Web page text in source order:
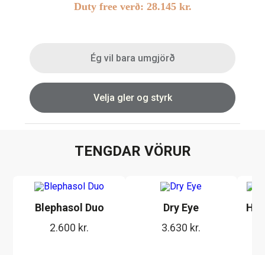
Hálfsmánaðarlinsur
Gleraugnaklútar og sprey
Linsuvökvi
Stækkunargler
Duty free verð: 28.145 kr.
Ég vil bara umgjörð
Velja gler og styrk
TENGDAR VÖRUR
Blephasol Duo
2.600 kr.
Dry Eye
3.630 kr.